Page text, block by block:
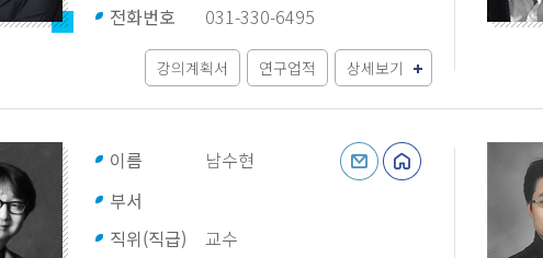
전화번호
031-330-6495
강의계획서 연구업적 상세보기
이름
남수현
부서
직위(직급)
교수